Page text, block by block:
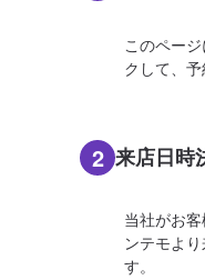
このペー
クして、
2 来店日時
当社がお
ンテモよ
す。